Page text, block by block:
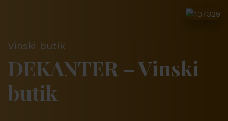
Vinski butik
DEKANTER – Vinski
butik